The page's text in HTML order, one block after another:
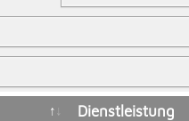
Dienstleistung